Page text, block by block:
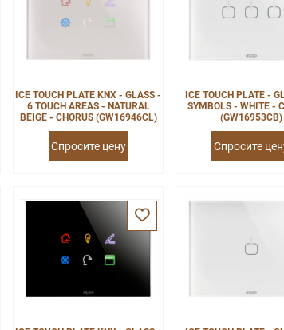
ICE TOUCH PLATE KNX - GLASS -
6 TOUCH AREAS - NATURAL
BEIGE - CHORUS (GW16946CL)
Спросите цену
ICE TOUCH PLATE -
SYMBOLS - WHITE -
(GW16953CB)
Спросите